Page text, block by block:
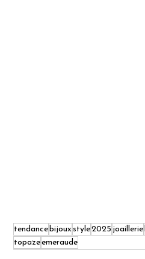
tendance bijoux style2025 joaillerie
topazeemeraude